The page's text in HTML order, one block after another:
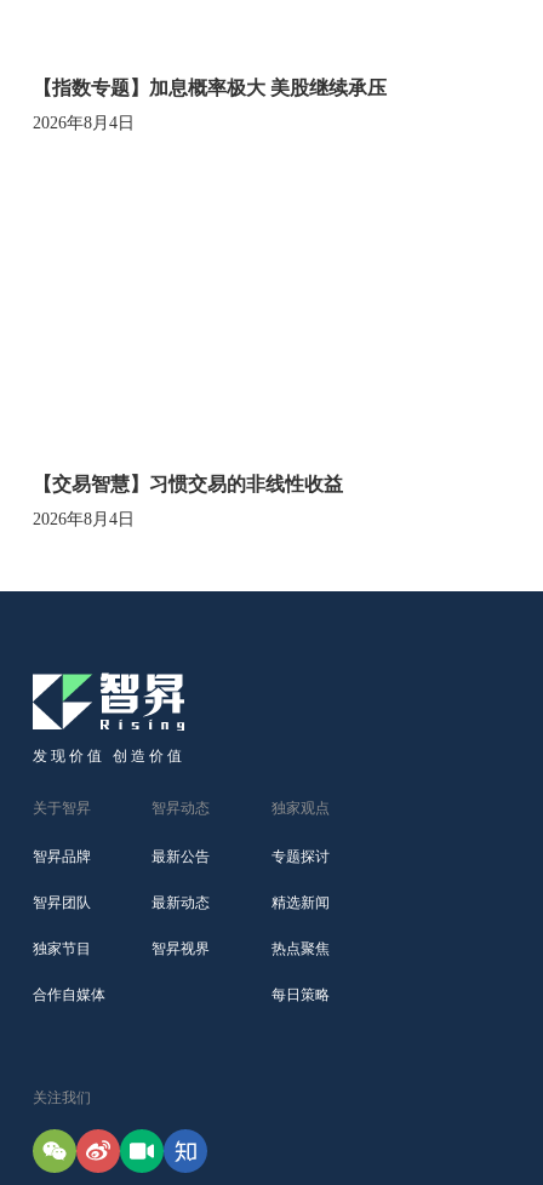
【指数专题】加息概率极大 美股继续承压
2026年8月4日
【交易智慧】习惯交易的非线性收益
2026年8月4日
发现价值 创造价值
关于智昇
智昇品牌
智昇团队
独家节目
合作自媒体
智昇动态
最新公告
最新动态
智昇视界
独家观点
专题探讨
精选新闻
热点聚焦
每日策略
关注我们